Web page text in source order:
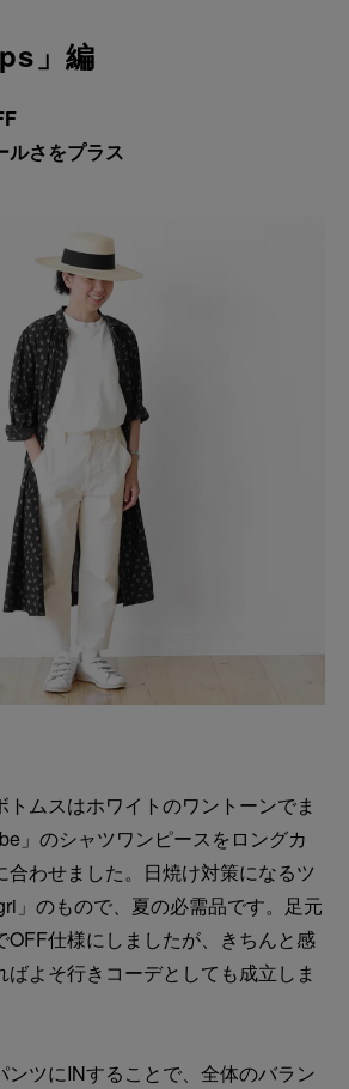
」編
ルさをプラス
トムスはホワイトのワントーンでま
」のシャツワンピースをロングカ
合わせました。日焼け対策になるツ
」のもので、夏の必需品です。足元
OFF仕様にしましたが、きちんと感
ばよそ行きコーデとしても成立しま
ンツにINすることで、全体のバラン